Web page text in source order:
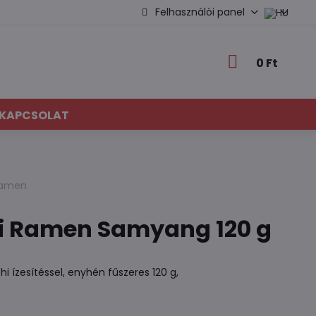
Felhasználói panel
0 Ft
Samyang 120 g
ízesítéssel, enyhén fűszeres 120 g,